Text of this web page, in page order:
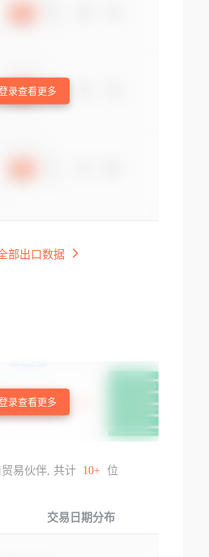
录查看更多
部出口数据
录查看更多
易伙伴, 共计 10+ 位
交易日期分布